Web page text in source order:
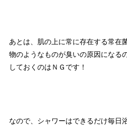
あとは、肌の上に常に存在する常在
物のようなものが臭いの原因になる
しておくのはＮＧです！
なので、シャワーはできるだけ毎日